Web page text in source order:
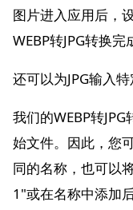
图片进入应用后，
WEBP转JPG转换完
还可以为JPG输入特
我们的WEBP转
始文件。因此，您
同的名称，也可以
1"或在名称中添加后